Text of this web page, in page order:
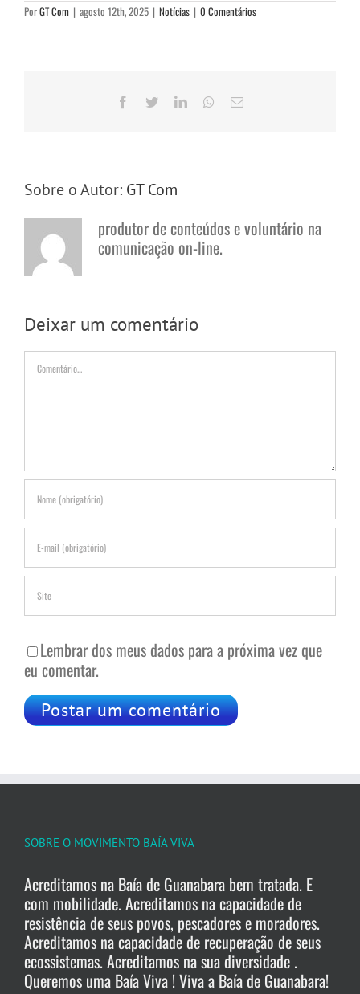
PorGT Com | agosto 12th, 2025 | Notícias | 0 Comentários
Facebook
TwitterLinkedInWhatsApp
E-
Sobre o Autor: GT Com
produtor de conteúdos e voluntário na
comunicação on-line.
Deixar um comentário
Comentário
Lembrar dos meus dados para a próxima vez que
eu comentar.
SOBRE O MOVIMENTO BAÍA VIVA
Acreditamos na Baía de Guanabara bem tratada. E
com mobilidade. Acreditamos na capacidade de
resistência de seus povos, pescadores e moradores.
Acreditamos na capacidade de recuperação de seus
ecossistemas. Acreditamos na sua diversidade .
Queremos uma Baía Viva ! Viva a Baía de Guanabara!